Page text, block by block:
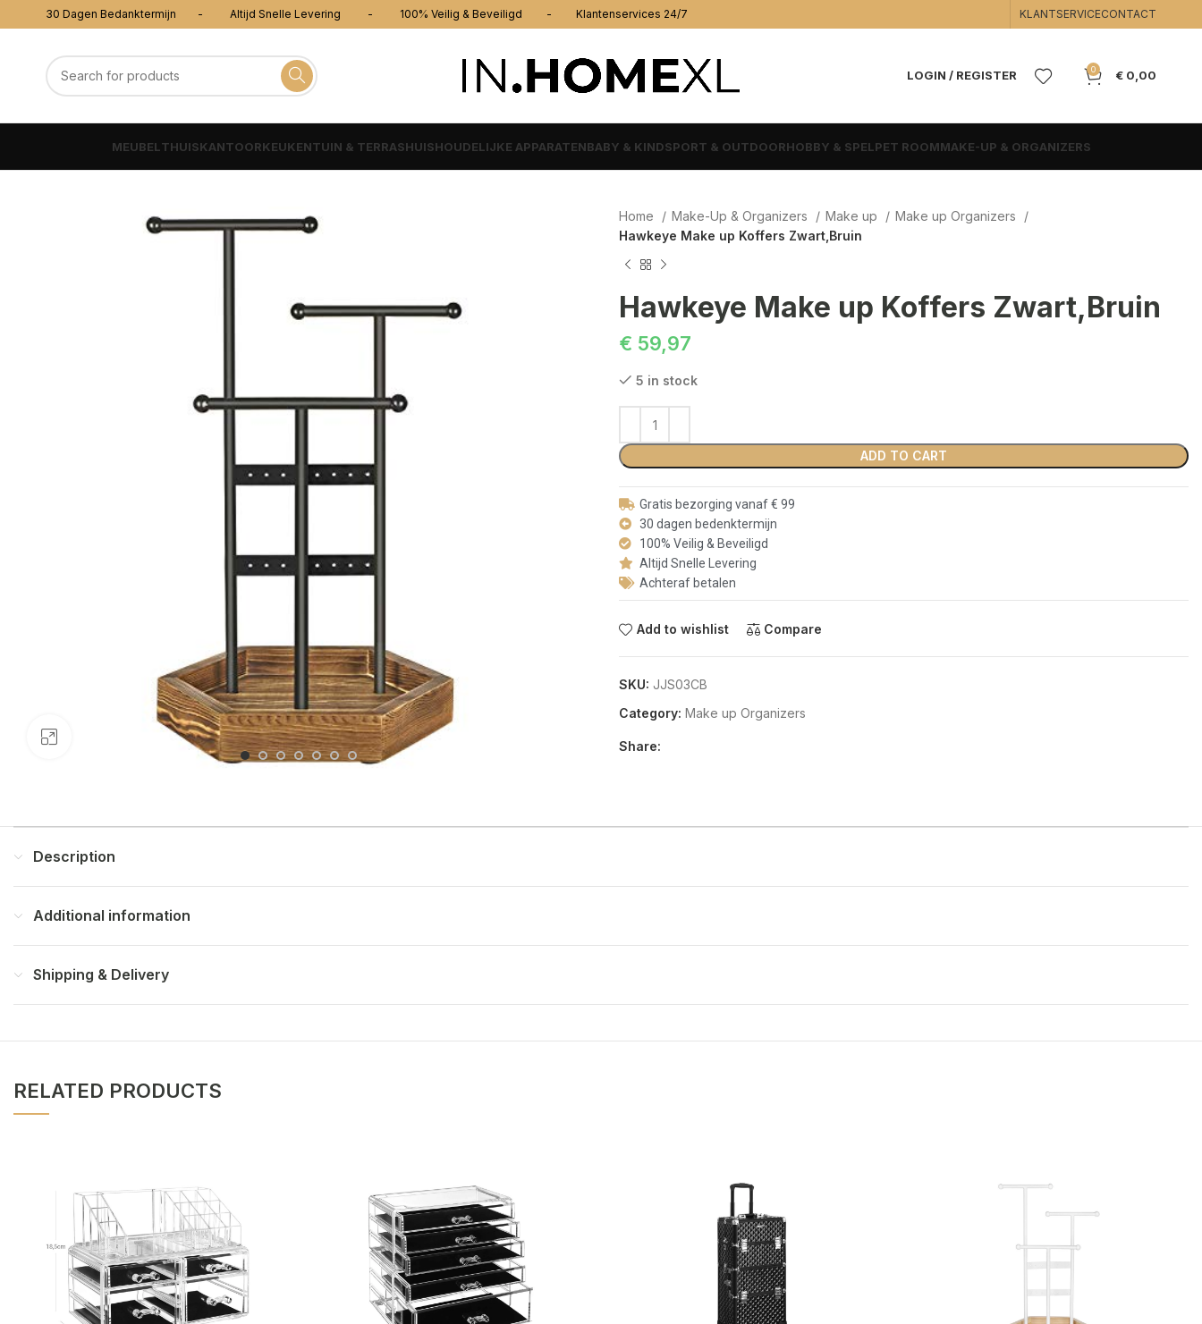
30 Dagen Bedanktermijn - Altijd Snelle Levering - 100% Veilig & Beveiligd - Klantenservices 24/7 KLANTSERVICECONTACT
LOGIN / REGISTER 0 € 0,00
MEUBEL THUISKANTOORKEUKENTUIN & TERRASHUISHOUDELIJKE APPARATENBABY & KINDSPORT & OUTDOORHOBBY & SPEL PET ROOMMAKE-UP & ORGANIZERS
Home Make-Up & Organizers Make up
Make up Organizers
Hawkeye Make up Koffers Zwart,Bruin
Hawkeye Make up Koffers Zwart,Bruin
€ 59,97
5 in stock
ADD TO CART
Gratis bezorging vanaf € 99
30 dagen bedenktermijn
100% Veilig & Beveiligd
Altijd Snelle Levering
Achteraf betalen
Add to wishlist Compare
SKU: JJS03CB
Category: Make up Organizers
Share:
Description
Additional information
Shipping & Delivery
RELATED PRODUCTS